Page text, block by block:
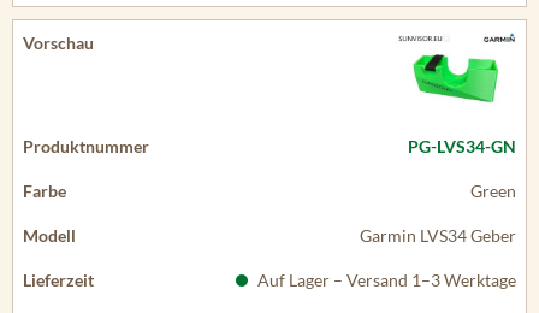
PG-LVS34-GN
Green
Garmin LVS34 Geber
Auf Lager – Versand 1–3 Werktage